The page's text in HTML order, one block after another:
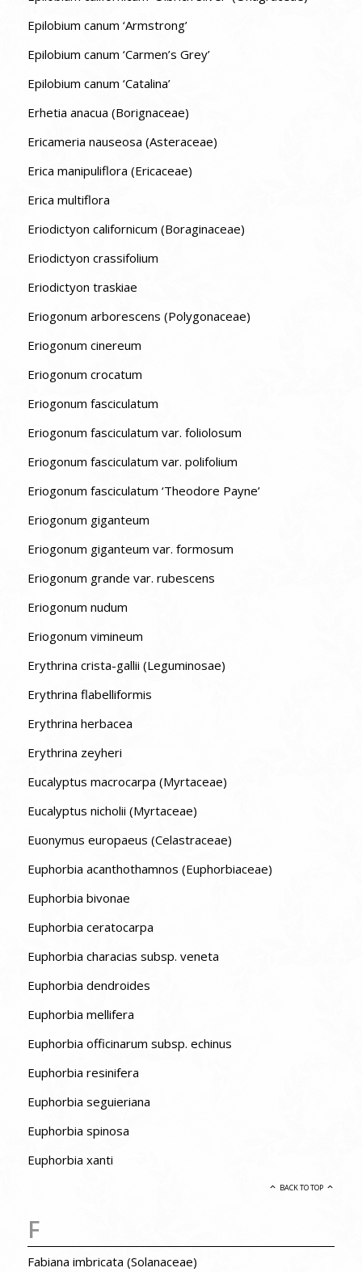
Epilobium canum ‘Armstrong’
Epilobium canum ‘Carmen’s Grey’
Epilobium canum ‘Catalina’
Erhetia anacua (Borignaceae)
Ericameria nauseosa (Asteraceae)
Erica manipuliflora (Ericaceae)
Erica multiflora
Eriodictyon californicum (Boraginaceae)
Eriodictyon crassifolium
Eriodictyon traskiae
Eriogonum arborescens (Polygonaceae)
Eriogonum cinereum
Eriogonum crocatum
Eriogonum fasciculatum
Eriogonum fasciculatum var. foliolosum
Eriogonum fasciculatum var. polifolium
Eriogonum fasciculatum ‘Theodore Payne’
Eriogonum giganteum
Eriogonum giganteum var. formosum
Eriogonum grande var. rubescens
Eriogonum nudum
Eriogonum vimineum
Erythrina crista-gallii (Leguminosae)
Erythrina flabelliformis
Erythrina herbacea
Erythrina zeyheri
Eucalyptus macrocarpa (Myrtaceae)
Eucalyptus nicholii (Myrtaceae)
Euonymus europaeus (Celastraceae)
Euphorbia acanthothamnos (Euphorbiaceae)
Euphorbia bivonae
Euphorbia ceratocarpa
Euphorbia characias subsp. veneta
Euphorbia dendroides
Euphorbia mellifera
Euphorbia officinarum subsp. echinus
Euphorbia resinifera
Euphorbia seguieriana
Euphorbia spinosa
Euphorbia xanti
BACK TO TOP
F
Fabiana imbricata (Solanaceae)